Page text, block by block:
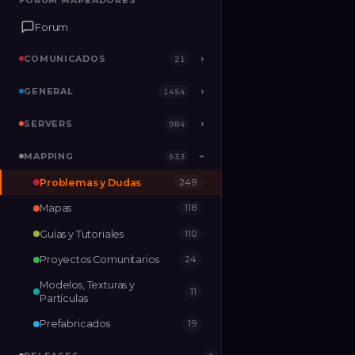
Forum
COMUNICADOS 21 ›
GENERAL 1454 ›
SERVERS 984 ›
MAPPING 533 ›
RELEASES
Forum
COMUNICADOS 21 ›
GENERAL 1454 ›
SERVERS 984 ›
MAPPING 533 ›
Problemas y Dudas 249
Mapas 118
Guías y Tutoriales 110
Proyectos Comunitarios 24
Modelos, Texturas y
Partículas
11
Prefabricados 19